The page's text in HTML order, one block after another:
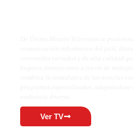
Ver TV